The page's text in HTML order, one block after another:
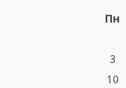
Пн
3
10